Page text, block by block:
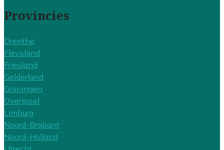
Provincies
Drenthe
Flevoland
Friesland
Gelderland
Groningen
Overijssel
Limburg
Noord-Brabant
Noord-Holland